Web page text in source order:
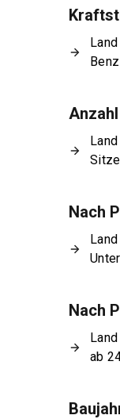
Nach
Nach
ab